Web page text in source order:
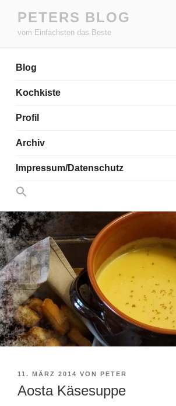
Inhalt
springen
PETERS BLOG
vom Einfachsten das Beste
Blog
Kochkiste
Profil
Archiv
Impressum/Datenschutz
Search
for:
VERÖFFENTLICHT
AM
11. MÄRZ 2014 VON PETER
Aosta Käsesuppe